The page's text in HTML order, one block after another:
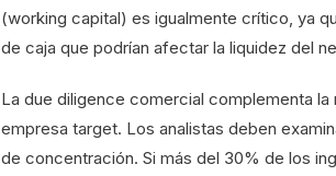
(working capital) es igualmente crítico, ya
de caja que podrían afectar la liquidez del
La due diligence comercial complementa
empresa target. Los analistas deben
de concentración. Si más del 30% de los